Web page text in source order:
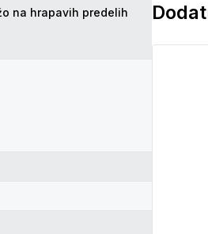
na hrapavih predelih